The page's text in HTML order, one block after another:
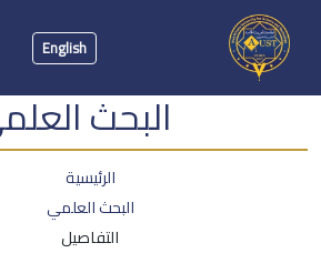
English
البحث
الرئيسية
البحث العلمي
التفاصيل